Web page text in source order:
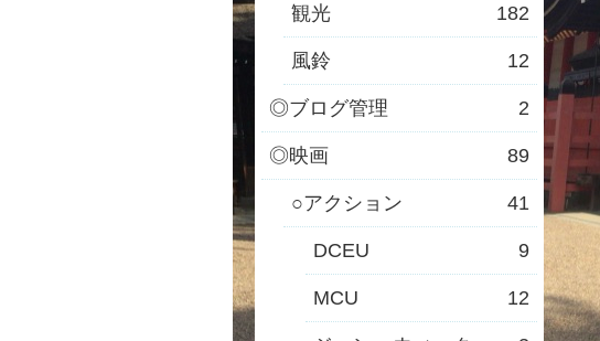
観光 182
風鈴 12
◎ブログ管理 2
◎映画 89
○アクション 41
DCEU 9
MCU 12